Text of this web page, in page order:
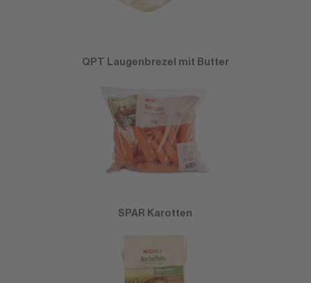
QPT Laugenbrezel mit Butter
SPAR Karotten